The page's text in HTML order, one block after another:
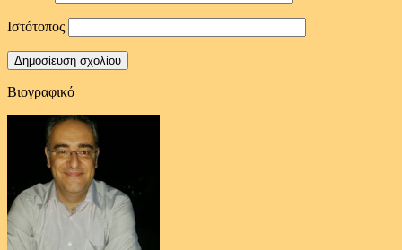
Ιστότοπος
Βιογραφικό